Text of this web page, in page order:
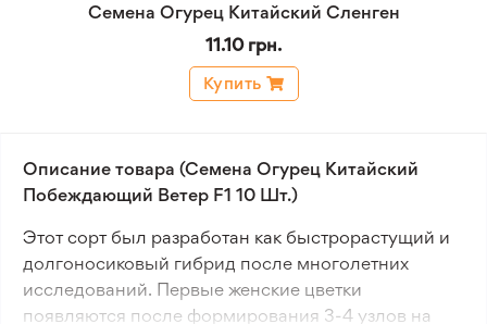
Семена Огурец Китайский Сленген
11.10 грн.
Купить
Описание товара (Семена Огурец Китайский
Побеждающий Ветер F1 10 Шт.)
Этот сорт был разработан как быстрорастущий и
долгоносиковый гибрид после многолетних
исследований. Первые женские цветки
появляются после формирования 3-4 узлов на